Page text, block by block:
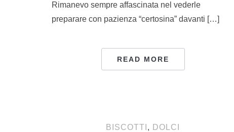
Rimanevo sempre affascinata nel vederle
preparare con pazienza “certosina” davanti […]
READ MORE
BISCOTTI , DOLCI